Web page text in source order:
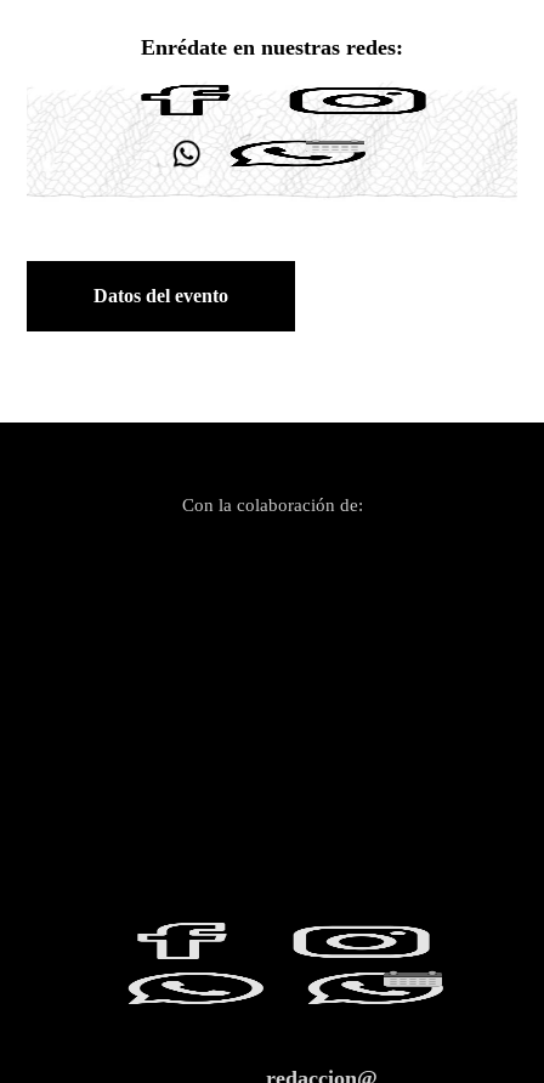
Enrédate en nuestras redes:
Datos del evento
Con la colaboración de:
redaccion@